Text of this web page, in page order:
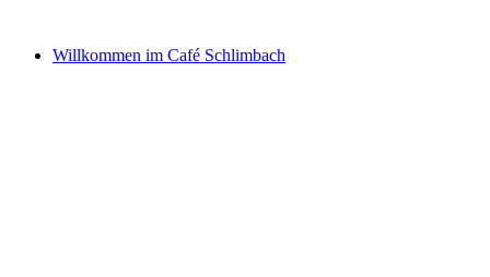
Willkommen im Café Schlimbach